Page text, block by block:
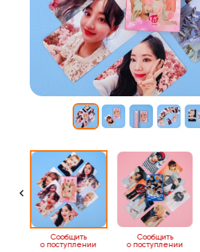
Сообщить
о поступлении
Сообщить
о поступлении